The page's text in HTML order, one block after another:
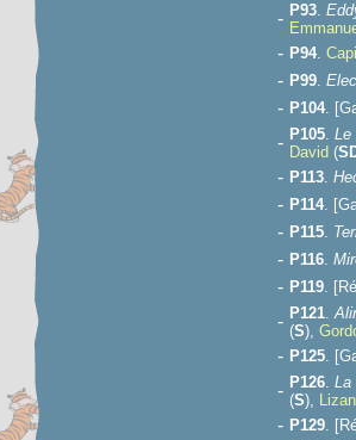
- P93.
- P94.
- P99.
- P104.
- P105. Le
David (S
- P113.
- P114.
- P115.
- P116.
- P119.
- P121.
(S),
- P125.
- P126. La
(S),
- P129.